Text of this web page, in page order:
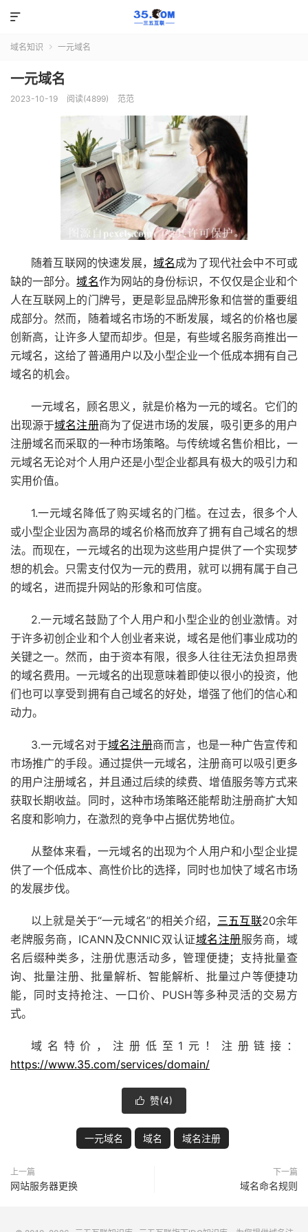

域名知识  一元域名
一元域名
2023-10-19 阅读(4899) 范范
随着互联网的快速发展， 域名成为了现代社会中不可或
缺的一部分。域名作为网站的身份标识，不仅仅是企业和个
人在互联网上的门牌号，更是彰显品牌形象和信誉的重要组
成部分。然而，随着域名市场的不断发展，域名的价格也屡
创新高，让许多人望而却步。但是，有些域名服务商推出一
元域名，这给了普通用户以及小型企业一个低成本拥有自己
域名的机会。
一元域名，顾名思义，就是价格为一元的域名。它们的
出现源于域名注册商为了促进市场的发展，吸引更多的用户
注册域名而采取的一种市场策略。与传统域名售价相比，一
元域名无论对个人用户还是小型企业都具有极大的吸引力和
实用价值。
1.一元域名降低了购买域名的门槛。在过去，很多个人
或小型企业因为高昂的域名价格而放弃了拥有自己域名的想
法。而现在，一元域名的出现为这些用户提供了一个实现梦
想的机会。只需支付仅为一元的费用，就可以拥有属于自己
的域名，进而提升网站的形象和可信度。
2.一元域名鼓励了个人用户和小型企业的创业激情。对
于许多初创企业和个人创业者来说，域名是他们事业成功的
关键之一。然而，由于资本有限，很多人往往无法负担昂贵
的域名费用。一元域名的出现意味着即使以很小的投资，他
们也可以享受到拥有自己域名的好处，增强了他们的信心和
动力。
3.一元域名对于域名注册商而言，也是一种广告宣传和
市场推广的手段。通过提供一元域名，注册商可以吸引更多
的用户注册域名，并且通过后续的续费、增值服务等方式来
获取长期收益。同时，这种市场策略还能帮助注册商扩大知
名度和影响力，在激烈的竞争中占据优势地位。
从整体来看，一元域名的出现为个人用户和小型企业提
供了一个低成本、高性价比的选择，同时也加快了域名市场
的发展步伐。
以上就是关于“一元域名”的相关介绍， 三五互联20余年
老牌服务商， ICANN及CNNIC双认证域名注册服务商，域
名后缀种类多，注册优惠活动多，管理便捷；支持批量查
询、批量注册、批量解析、智能解析、批量过户等便捷功
能，同时支持抢注、一口价、PUSH等多种灵活的交易方
式。
域名特价，注册低至1元！注册链接：
https://www.35.com/services/domain/
 赞(4)
一元域名 域名 域名注册
上一篇
网站服务器更换
下一篇
域名命名规则